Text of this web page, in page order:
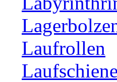
Laufrollen
Laufschiene